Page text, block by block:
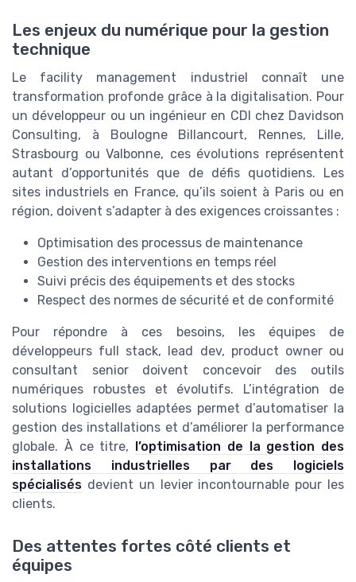
Les enjeux du numérique pour la gestion
technique
Le facility management industriel connaît une
transformation profonde grâce à la digitalisation. Pour
un développeur ou un ingénieur en CDI chez Davidson
Consulting, à Boulogne Billancourt, Rennes, Lille,
Strasbourg ou Valbonne, ces évolutions représentent
autant d’opportunités que de défis quotidiens. Les
sites industriels en France, qu’ils soient à Paris ou en
région, doivent s’adapter à des exigences croissantes :
Optimisation des processus de maintenance
Gestion des interventions en temps réel
Suivi précis des équipements et des stocks
Respect des normes de sécurité et de conformité
Pour répondre à ces besoins, les équipes de
développeurs full stack, lead dev, product owner ou
consultant senior doivent concevoir des outils
numériques robustes et évolutifs. L’intégration de
solutions logicielles adaptées permet d’automatiser la
gestion des installations et d’améliorer la performance
globale. À ce titre, l’optimisation de la gestion des
installations industrielles par des logiciels
spécialisés devient un levier incontournable pour les
clients.
Des attentes fortes côté clients et
équipes